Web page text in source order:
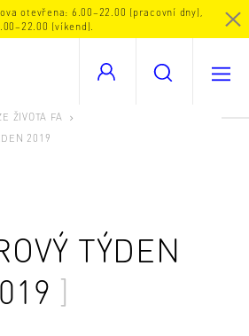
otevřena: 6.00–22.00 (pracovní dny),
(víkend).
ŽIVOTA FA
2019
TÝDEN